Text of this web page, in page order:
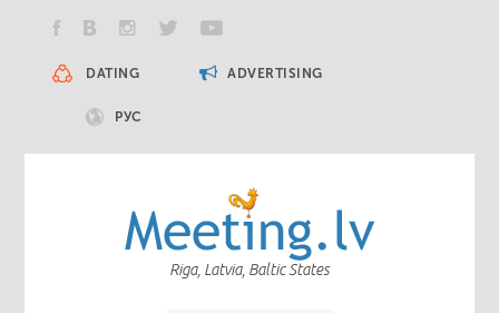
DATING ADVERTISING
РУС
Riga, Latvia, Baltic States